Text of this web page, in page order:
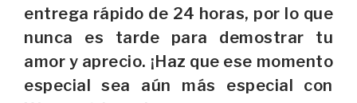
entrega rápido de 24 horas, por lo que
nunca es tarde para demostrar tu
amor y aprecio. ¡Haz que ese momento
especial sea aún más especial con